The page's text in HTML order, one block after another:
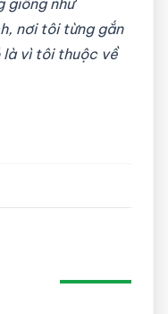
nơi tôi từng gắn
là vì tôi thuộc về